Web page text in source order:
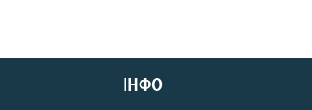
ІНФО